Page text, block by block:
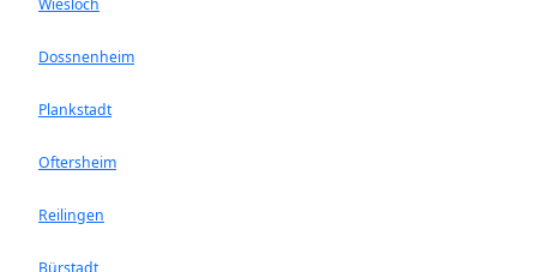
Wiesloch
Dossnenheim
Plankstadt
Oftersheim
Reilingen